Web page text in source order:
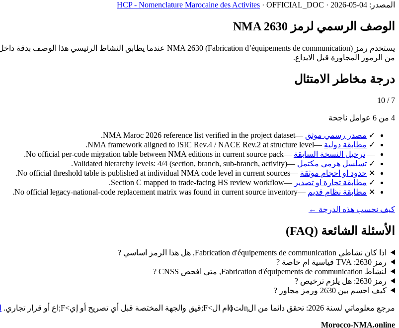
المصدر: HCP - Nomenclature Marocaine des Activites · OFFICIAL_DOC · 2026-05-04
الوصف الرسمي لرمز NMA 2630
من الرموز المجاورة قبل الايداع.
درجة مخاطر الامتثال
7 / 10
4 من 6 عوامل ناجحة
✓ مصدر رسمي موثق —
NMA Maroc 2026 reference list verified in the project dataset.
✓ مطابقة دولية —
NMA framework aligned to ISIC Rev.4 / NACE Rev.2 at structure level.
— ترحيل النسخة السابقة —
No official per-code migration table between NMA editions in current source pack.
✓ تسلسل هرمي مكتمل —
Validated hierarchy levels: 4/4 (section, branch, sub-branch, activity).
✕ حدود او احجام موثقة —
No official threshold table is published at individual NMA code level in current sources.
✓ مطابقة تجارة او تصدير —
Section C mapped to trade-facing HS review workflow.
✕ مطابقة نظام قديم —
No official legacy-national-code replacement matrix was found in current source inventory.
كيف نحسب هذه الدرجة ←
الأسئلة الشائعة (FAQ)
اذا كان نشاطي Fabrication d'équipements de communication, هل هذا الرمز اساسي ?
رمز 2630: TVA قياسية ام خاصة ?
لنشاط Fabrication d'équipements de communication, متى افحص CNSS ?
رمز 2630: هل يلزم ترخيص ?
كيف احسم بين 2630 ورمز مجاور ?
مرجع معلوماتي لسنة 2026: تحقق دائما من الɳلتɸام ال>F;قيق والجهة المختصة قبل أي تصريح أو إي>F;اع أو قرار تجاري.
Morocco-NMA.online